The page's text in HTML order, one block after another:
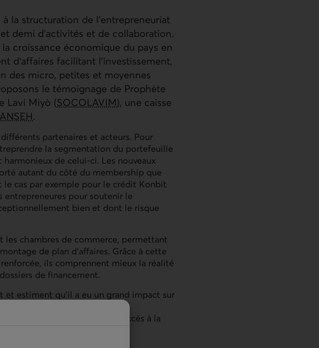
la structuration de l'entrepreneuriat
demi d'activités et de collaboration.
croissance économique du pays en
d'affaires facilitant l'investissement,
des micro, petites et moyennes
le témoignage de Prophète
Lavi Miyò (SOCOLAVIM), une caisse
.
partenaires et acteurs. Pour
la segmentation du portefeuille
de celui-ci. Les nouveaux
autant du côté du membership que
cas par exemple pour le crédit Konbit
entrepreneures pour soutenir le
bien et dont le risque
les chambres de commerce, permettant
de plan d'affaires. Grâce à cette
ils comprennent mieux la réalité
de financement.
et estiment qu'il a eu un grand impact sur
leur prêt auprès
reconnaissants d'avoir eu accès à la
de réfléchir davantage à leur